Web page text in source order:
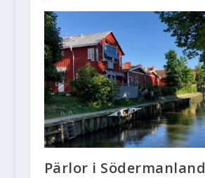
Pärlor i Södermanland